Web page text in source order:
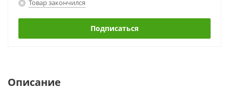
Товар закончился
Подписаться
Описание